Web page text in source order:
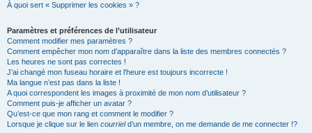
À quoi sert « Supprimer les cookies » ?
Paramètres et préférences de l’utilisateur
Comment modifier mes paramètres ?
Comment empêcher mon nom d’apparaître dans la liste des membres connectés ?
Les heures ne sont pas correctes !
J’ai changé mon fuseau horaire et l’heure est toujours incorrecte !
Ma langue n’est pas dans la liste !
A quoi correspondent les images à proximité de mon nom d’utilisateur ?
Comment puis-je afficher un avatar ?
Qu’est-ce que mon rang et comment le modifier ?
Lorsque je clique sur le lien courrield’un membre, on me demande de me connecter !?